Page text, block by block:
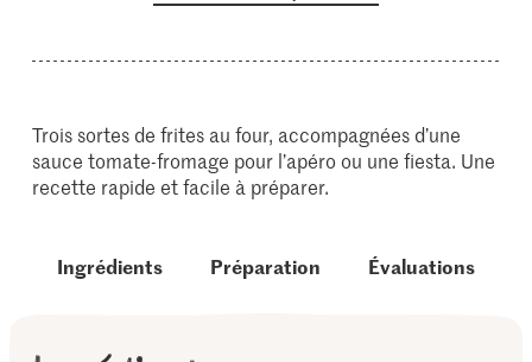
Trois sortes de frites au four, accompagnées d’une
sauce tomate-fromage pour l’apéro ou une fiesta. Une
recette rapide et facile à préparer.
Ingrédients Préparation Évaluations